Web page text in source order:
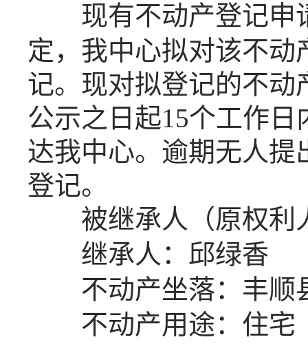
现有不动产登记申
定，我中心拟对该不
记。现对拟登记的不动
公示之日起15个工作日
达我中心。逾期无人提
登记。
被继承人（原权利
继承人：邱绿香
不动产坐落：丰顺
不动产用途：住宅